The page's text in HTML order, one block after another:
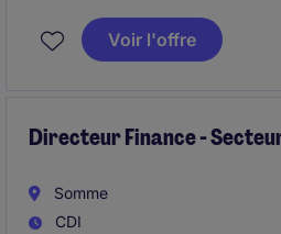
financière du site et
exigence du pilotage de la
avec le groupe et les acteurs
Voir l'offre
Directeur Finance -
Somme
CDI